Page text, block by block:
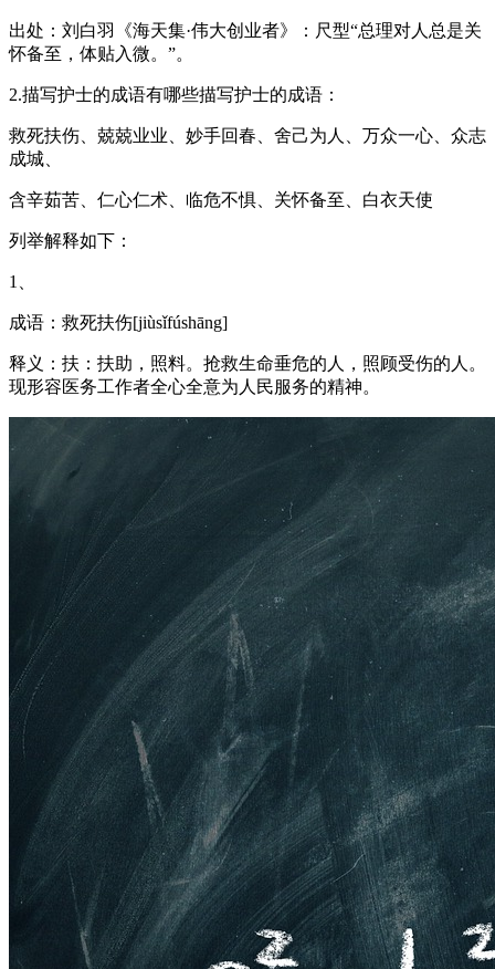
出处：刘白羽《海天集·伟大创业者》：尺型“总理对人总是关
怀备至，体贴入微。”。
2.描写护士的成语有哪些描写护士的成语：
救死扶伤、兢兢业业、妙手回春、舍己为人、万众一心、众志
成城、
含辛茹苦、仁心仁术、临危不惧、关怀备至、白衣天使
列举解释如下：
1、
成语：救死扶伤[jiùsǐfúshāng]
释义：扶：扶助，照料。抢救生命垂危的人，照顾受伤的人。
现形容医务工作者全心全意为人民服务的精神。